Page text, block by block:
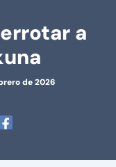
a
de 2026